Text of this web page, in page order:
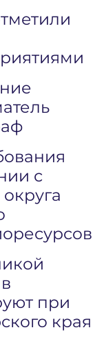
с
при
края